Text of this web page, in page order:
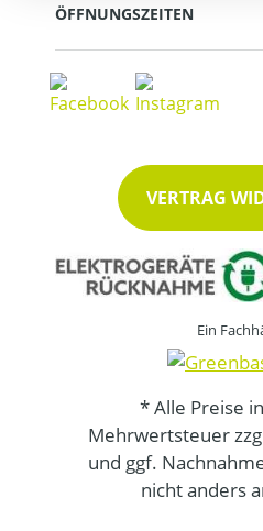
ÖFFNUNGSZEITEN
VERTRAG
Ein
* Alle Preise
Mehrwertsteuer
und ggf.
nicht anders